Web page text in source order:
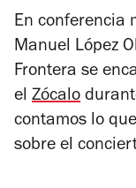
En conferencia
Manuel López
Frontera se
el Zócalo
contamos lo
sobre el